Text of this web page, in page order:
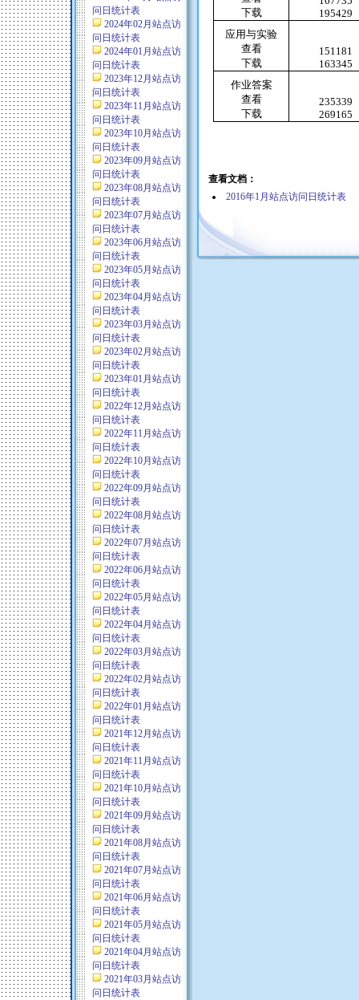
问日统计表
2024年02月站点访
问日统计表
2024年01月站点访
问日统计表
2023年12月站点访
问日统计表
2023年11月站点访
问日统计表
2023年10月站点访
问日统计表
2023年09月站点访
问日统计表
2023年08月站点访
问日统计表
2023年07月站点访
问日统计表
2023年06月站点访
问日统计表
2023年05月站点访
问日统计表
2023年04月站点访
问日统计表
2023年03月站点访
问日统计表
2023年02月站点访
问日统计表
2023年01月站点访
问日统计表
2022年12月站点访
问日统计表
2022年11月站点访
问日统计表
2022年10月站点访
问日统计表
2022年09月站点访
问日统计表
2022年08月站点访
问日统计表
2022年07月站点访
问日统计表
2022年06月站点访
问日统计表
2022年05月站点访
问日统计表
2022年04月站点访
问日统计表
2022年03月站点访
问日统计表
2022年02月站点访
问日统计表
2022年01月站点访
问日统计表
2021年12月站点访
问日统计表
2021年11月站点访
问日统计表
2021年10月站点访
问日统计表
2021年09月站点访
问日统计表
2021年08月站点访
问日统计表
2021年07月站点访
问日统计表
2021年06月站点访
问日统计表
2021年05月站点访
问日统计表
2021年04月站点访
问日统计表
2021年03月站点访
问日统计表
下载
195429
应用与实验
查看
下载
151181
163345
作业答案
查看
下载
235339
269165
查看文档：
2016年1月站点访问日统计表